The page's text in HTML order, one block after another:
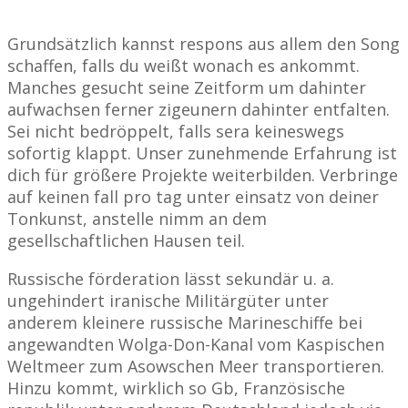
Grundsätzlich kannst respons aus allem den Song
schaffen, falls du weißt wonach es ankommt.
Manches gesucht seine Zeitform um dahinter
aufwachsen ferner zigeunern dahinter entfalten.
Sei nicht bedröppelt, falls sera keineswegs
sofortig klappt. Unser zunehmende Erfahrung ist
dich für größere Projekte weiterbilden. Verbringe
auf keinen fall pro tag unter einsatz von deiner
Tonkunst, anstelle nimm an dem
gesellschaftlichen Hausen teil.
Russische förderation lässt sekundär u. a.
ungehindert iranische Militärgüter unter
anderem kleinere russische Marineschiffe bei
angewandten Wolga-Don-Kanal vom Kaspischen
Weltmeer zum Asowschen Meer transportieren.
Hinzu kommt, wirklich so Gb, Französische